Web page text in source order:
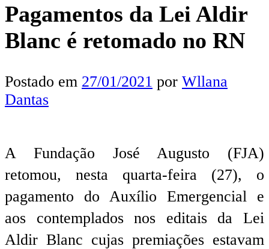
Pagamentos da Lei Aldir
Blanc é retomado no RN
Postado em 27/01/2021 por Wllana
Dantas
A Fundação José Augusto (FJA)
retomou, nesta quarta-feira (27), o
pagamento do Auxílio Emergencial e
aos contemplados nos editais da Lei
Aldir Blanc cujas premiações estavam